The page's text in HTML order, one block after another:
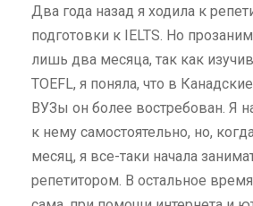
Два года назад я ходила к
подготовки к IELTS. Но
лишь два месяца, так как
TOEFL, я поняла, что в
ВУЗы он более востребован. Я
к нему самостоятельно, но,
месяц, я все-таки начала
репетитором. В остальное